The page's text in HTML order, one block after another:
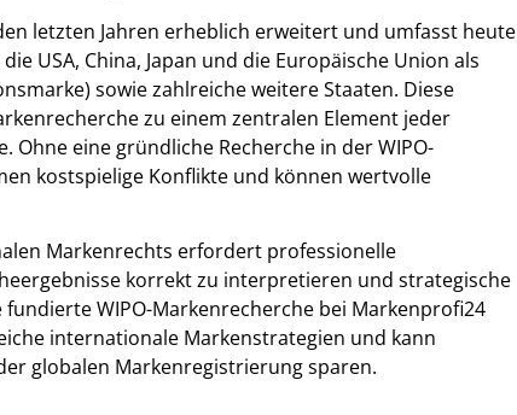
letzten Jahren erheblich erweitert und umfasst heute
USA, China, Japan und die Europäische Union als
sowie zahlreiche weitere Staaten. Diese
zu einem zentralen Element jeder
eine gründliche Recherche in der WIPO-
kostspielige Konflikte und können wertvolle
Markenrechts erfordert professionelle
korrekt zu interpretieren und strategische
WIPO-Markenrecherche bei Markenprofi24
internationale Markenstrategien und kann
globalen Markenregistrierung sparen.